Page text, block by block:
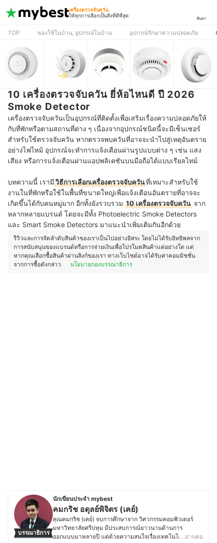
เครื่องตรวจจับควัน
ให้ทุกการเลือกเป็นสิ่งที่ดีที่สุด
ค้นหา
TOP ของใช้ในบ้าน, อุปกรณ์ในบ้าน อุปกรณ์รักษาความปลอดภัย
10 เครื่องตรวจจับควัน ยี่ห้อไหนดี ปี 2026
Smoke Detector
เครื่องตรวจจับควันเป็นอุปกรณ์ที่ติดตั้งเพื่อเสริมเรื่องความปลอดภัยให้
กับที่พักหรือตามสถานที่ต่าง ๆ เนื่องจากอุปกรณ์ชนิดนี้จะมีเซ็นเซอร์
สำหรับใช้ตรวจจับควัน หากตรวจพบควันที่อาจจะนำไปสู่เหตุอันตราย
อย่างไฟไหม้ อุปกรณ์จะทำการแจ้งเตือนผ่านรูปแบบต่าง ๆ เช่น แสง
เสียง หรือการแจ้งเตือนผ่านแอปพลิเคชันบนมือถือได้แบบเรียลไทม์
บทความนี้ เรามีวิธีการเลือกเครื่องตรวจจับควันที่เหมาะสำหรับใช้
งานในที่พักหรือใช้ในพื้นที่ขนาดใหญ่เพื่อแจ้งเตือนอันตรายที่อาจจะ
เกิดขึ้นได้กับคนหมู่มาก อีกทั้งยังรวบรวม 10 เครื่องตรวจจับควัน จาก
หลากหลายแบรนด์ โดยจะมีทั้ง Photoelectric Smoke Detectors
และ Smart Smoke Detectors มาแนะนำเพิ่มเติมกันอีกด้วย
รีวิวและการจัดลำดับสินค้าของเราเป็นไปอย่างอิสระ โดยไม่ได้รับอิทธิพลจาก
การสนับสนุนของแบรนด์หรือการจ่ายเงินเพื่อโปรโมตสินค้าแต่อย่างใด แต่
หากคุณเลือกซื้อสินค้าผ่านลิงก์ของเรา ทางเว็บไซต์อาจได้รับค่าคอมมิชชั่น
จากการซื้อดังกล่าว
นโยบายกองบรรณาธิการ
บรรณาธิการ
นักเขียนประจำ mybest
คมกริช อดุลย์พิจิตร (เคย์)
คุณคมกริช (เคย์) จบการศึกษาจาก วิศวกรรมคอมพิวเตอร์
มหาวิทยาลัยศรีปทุม มีประสบการณ์ยาวนานด้านการ
ออกแบบมาหลายปี แต่ด้วยความสนใจเรื่องเทคโนโลยีใหม่ ๆ
…อ่านต่อ